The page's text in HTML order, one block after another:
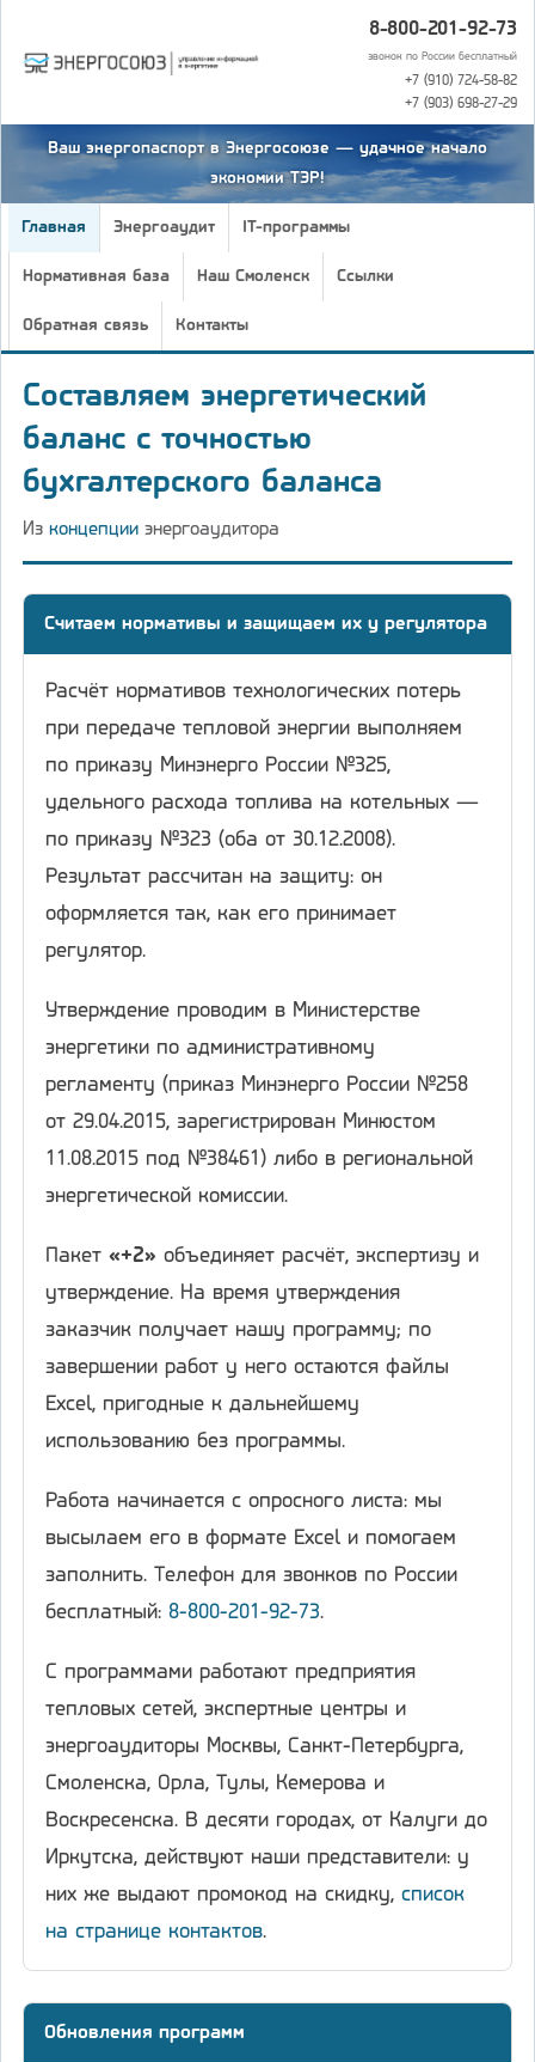
8-800-201-92-73
звонок по России бесплатный
+7 (910) 724-58-82
+7 (903) 698-27-29
Ваш энергопаспорт в Энергосоюзе — удачное начало
экономии ТЭР!
Главная Энергоаудит IT-программы
Нормативная база Наш Смоленск Ссылки
Обратная связь Контакты
Составляем энергетический
баланс с точностью
бухгалтерского баланса
Из концепции энергоаудитора
Считаем нормативы и защищаем их у регулятора
Расчёт нормативов технологических потерь
при передаче тепловой энергии выполняем
по приказу Минэнерго России №325,
удельного расхода топлива на котельных —
по приказу №323 (оба от 30.12.2008).
Результат рассчитан на защиту: он
оформляется так, как его принимает
регулятор.
Утверждение проводим в Министерстве
энергетики по административному
регламенту (приказ Минэнерго России №258
от 29.04.2015, зарегистрирован Минюстом
11.08.2015 под №38461) либо в региональной
энергетической комиссии.
Пакет «+2» объединяет расчёт, экспертизу и
утверждение. На время утверждения
заказчик получает нашу программу; по
завершении работ у него остаются файлы
Excel, пригодные к дальнейшему
использованию без программы.
Работа начинается с опросного листа: мы
высылаем его в формате Excel и помогаем
заполнить. Телефон для звонков по России
бесплатный: 8-800-201-92-73.
С программами работают предприятия
тепловых сетей, экспертные центры и
энергоаудиторы Москвы, Санкт-Петербурга,
Смоленска, Орла, Тулы, Кемерова и
Воскресенска. В десяти городах, от Калуги до
Иркутска, действуют наши представители: у
них же выдают промокод на скидку, список
на странице контактов.
Обновления программ